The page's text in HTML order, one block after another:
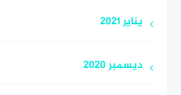
يناير 2021
ديسمبر 2020